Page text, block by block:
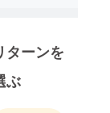
ターンを
ぶ